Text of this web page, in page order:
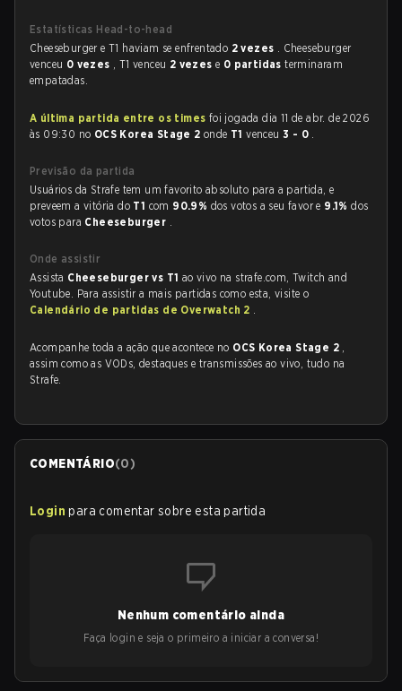
Estatísticas Head-to-head
Cheeseburger e T1 haviam se enfrentado 2 vezes . Cheeseburger
venceu 0 vezes , T1 venceu 2 vezese 0 partidasterminaram
empatadas.
A última partida entre os times foi jogada dia 11 de abr. de 2026
às 09:30 no OCS Korea Stage 2onde T1venceu3 - 0 .
Previsão da partida
Usuários da Strafe tem um favorito absoluto para a partida, e
preveem a vitória do T1 com 90.9% dos votos a seu favor e 9.1%dos
votos para Cheeseburger .
Onde assistir
Assista Cheeseburger vs T1 ao vivo na strafe.com, Twitch and
Youtube. Para assistir a mais partidas como esta, visite o
Calendário de partidas de Overwatch 2 .
Acompanhe toda a ação que acontece no OCS Korea Stage 2 ,
assim como as VODs, destaques e transmissões ao vivo, tudo na
Strafe.
COMENTÁRIO(0)
Login para comentar sobre esta partida
Nenhum comentário ainda
Faça login e seja o primeiro a iniciar a conversa!